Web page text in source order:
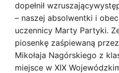
dopełnił
– naszej absolwentki i
uczennicy Marty Partyki.
piosenkę zaśpiewaną
Mikołaja Nagórskiego z
miejsce w XIX